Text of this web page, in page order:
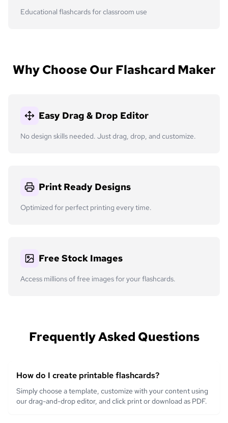
Educational flashcards for classroom use
Why Choose Our Flashcard Maker
Easy Drag & Drop Editor
No design skills needed. Just drag, drop, and customize.
Print Ready Designs
Optimized for perfect printing every time.
Free Stock Images
Access millions of free images for your flashcards.
Frequently Asked Questions
How do I create printable flashcards?
Simply choose a template, customize with your content using
our drag-and-drop editor, and click print or download as PDF.